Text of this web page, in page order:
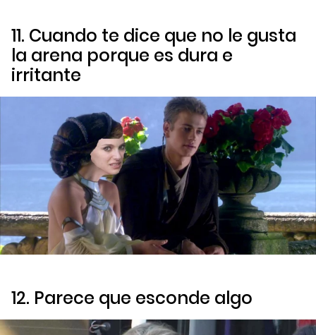
11. Cuando te dice que no le gusta
la arena porque es dura e
irritante
12. Parece que esconde algo